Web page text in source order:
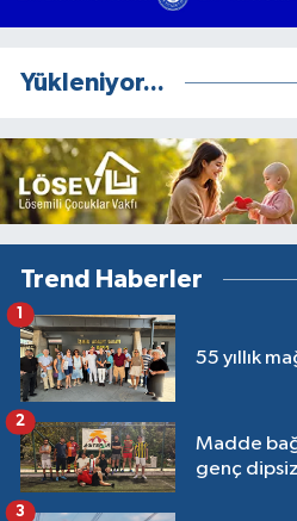
Yükleniyor...
Trend Haberler
55 yıllık
1
Madde
genç
2
3